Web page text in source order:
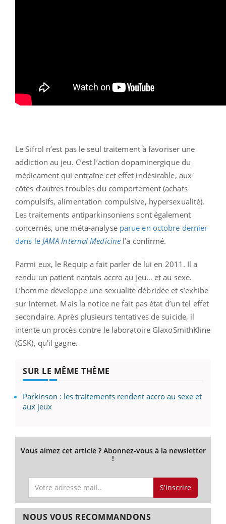
Le Sifrol n’est pas le seul traitement à favoriser une
addiction au jeu. C’est l’action dopaminergique du
médicament qui entraîne cet effet indésirable, aux
côtés d’autres troubles du comportement (achats
compulsifs, alimentation compulsive, hypersexualité).
Les traitements antiparkinsoniens sont également
concernés, une méta-analyse parue en octobre dernier
dans le JAMA Internal Medicine l’a confirmé.
Parmi eux, le Requip a fait parler de lui en 2011. Il a
rendu un patient nantais accro au jeu… et au sexe.
L’homme développe une sexualité débridée et s’exhibe
sur Internet. Mais la notice ne fait pas état d’un tel effet
secondaire. Après plusieurs tentatives de suicide, il
intente un procès contre le laboratoire GlaxoSmithKline
(GSK), qu’il gagne.
SUR LE MÊME THÈME
Parkinson : les traitements rendent accro au sexe et
aux jeux
Vous aimez cet article ? Abonnez-vous à la newsletter
!
S'inscrire
NOUS VOUS RECOMMANDONS